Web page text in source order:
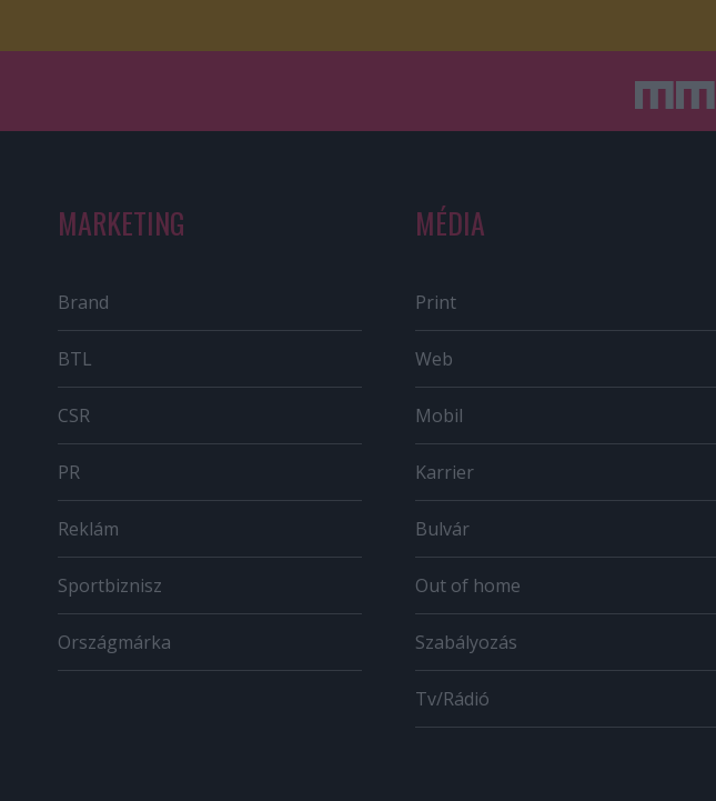
MARKETING
Brand
BTL
CSR
PR
Reklám
Sportbiznisz
Országmárka
MÉDIA
Print
Web
Mobil
Karrier
Bulvár
Out of home
Szabályozás
Tv/Rádió